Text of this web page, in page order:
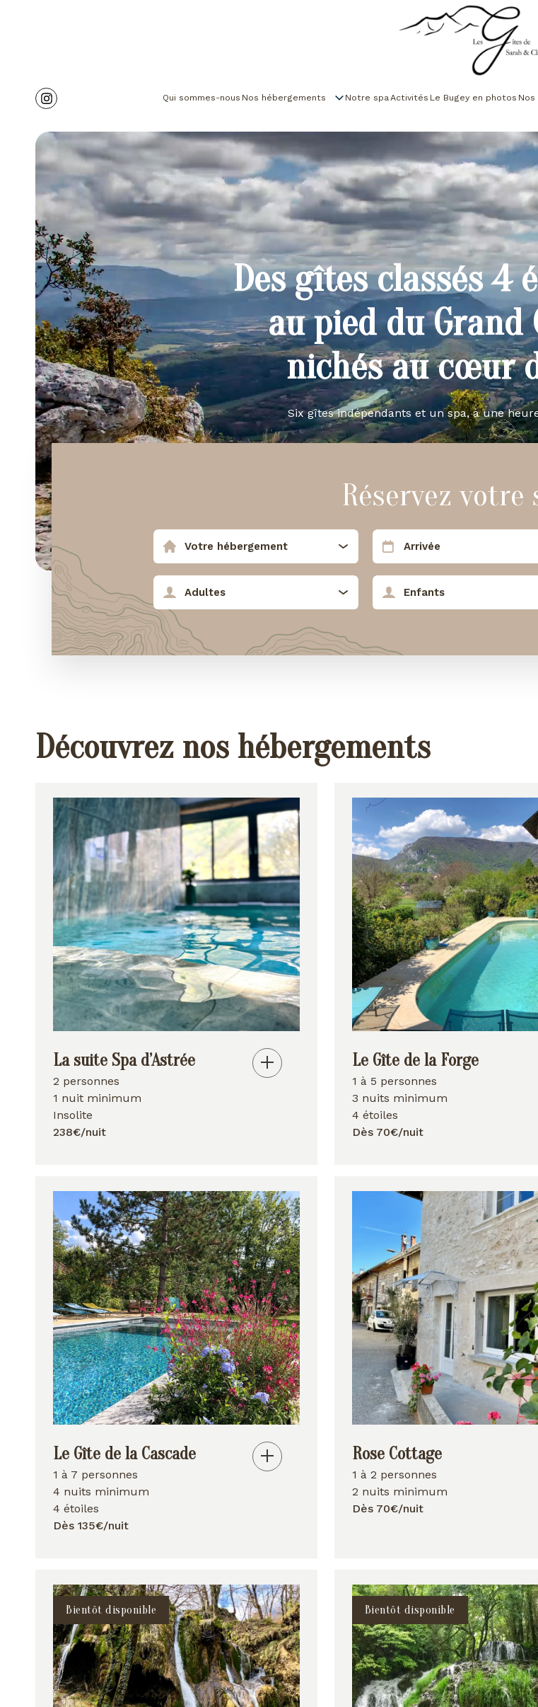
Qui sommes-nous Nos hébergements Notre spaActivités Le Bugey en photos Nos
Des gîtes classés 4
au pied du Grand
nichés au cœur
Six gîtes indépendants et un spa, à une
Réservez votre
Découvrez nos hébergements
La suite Spa d’Astrée
2 personnes
1 nuit minimum
Insolite
238€/nuit
Le Gîte de la Forge
1 à 5 personnes
3 nuits minimum
4 étoiles
Dès 70€/nuit
Le Gîte de la Cascade
1 à 7 personnes
4 nuits minimum
4 étoiles
Dès 135€/nuit
Rose Cottage
1 à 2 personnes
2 nuits minimum
Dès 70€/nuit
Bientôt disponible Bientôt disponible